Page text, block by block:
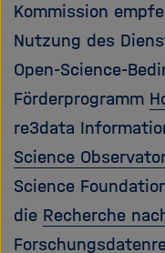
Kommission
Nutzung des
Open-Science-
Förderprogramm
re3data
Science
Science
die Recherche